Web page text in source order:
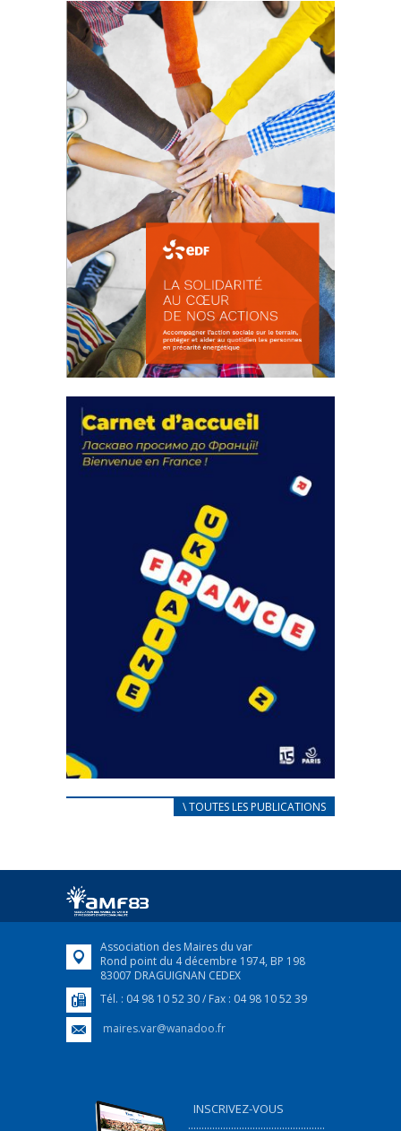
La prévention des conflits
d’intérêts
18 septembre 2023
FEUILLETER
actions
18 septembre 2023
FEUILLETER
CARNET D’ACCUEIL
Afin d’accompagner au mieux les réfugiés
FEUILLETER
\ TOUTES LES PUBLICATIONS
Association des Maires du var
Rond point du 4 décembre 1974, BP 198
83007 DRAGUIGNAN CEDEX
Tél. : 04 98 10 52 30 / Fax : 04 98 10 52 39
maires.var@wanadoo.fr
INSCRIVEZ-VOUS
...................................................